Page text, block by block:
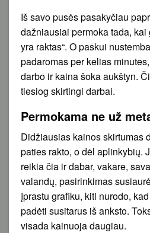
Iš savo pusės pasakyčiau
dažniausiai permoka tada, kai
yra raktas“. O paskui
padaromas per kelias
darbo ir kaina šoka aukštyn.
tiesiog skirtingi darbai.
Permokama ne už
Didžiausias kainos skirtumas
paties rakto, o dėl aplinkybių.
reikia čia ir dabar, vakare,
valandų, pasirinkimas
įprastu grafiku, kiti nurodo,
padėti susitarus iš anksto.
visada kainuoja daugiau.